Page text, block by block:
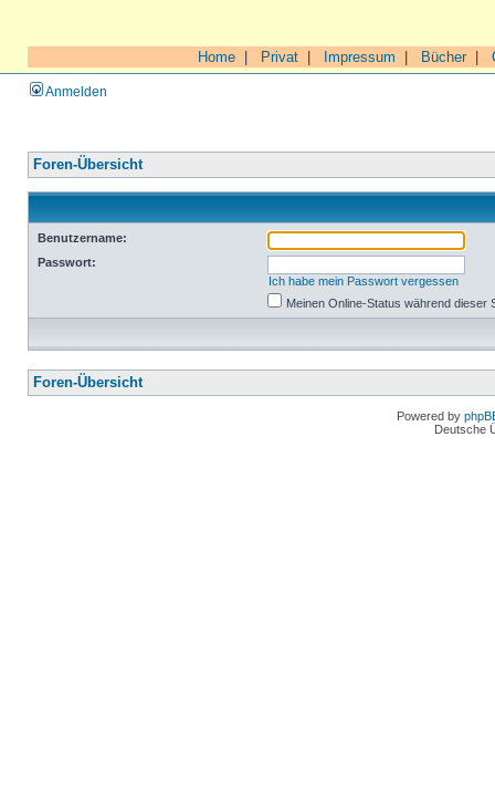
Home Privat Impressum Bücher|
Anmelden
Foren-Übersicht
Benutzername:
Passwort:
Ich habe mein Passwort vergessen
Meinen Online-Status während dieser
Foren-Übersicht
Powered by
Deutsche